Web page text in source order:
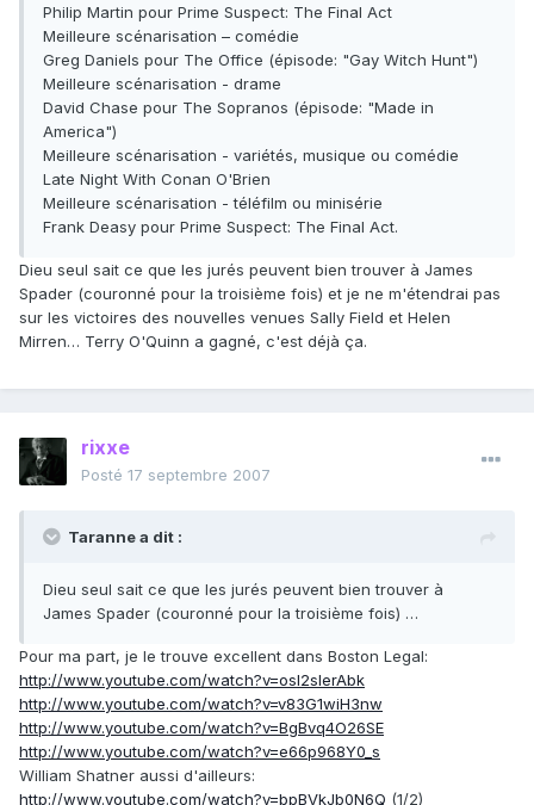
Philip Martin pour Prime Suspect: The Final Act
Meilleure scénarisation – comédie
Greg Daniels pour The Office (épisode: "Gay Witch Hunt")
Meilleure scénarisation - drame
David Chase pour The Sopranos (épisode: "Made in
America")
Meilleure scénarisation - variétés, musique ou comédie
Late Night With Conan O'Brien
Meilleure scénarisation - téléfilm ou minisérie
Frank Deasy pour Prime Suspect: The Final Act.
Dieu seul sait ce que les jurés peuvent bien trouver à James
Spader (couronné pour la troisième fois) et je ne m'étendrai pas
sur les victoires des nouvelles venues Sally Field et Helen
Mirren… Terry O'Quinn a gagné, c'est déjà ça.
rixxe
Posté 17 septembre 2007
Taranne a dit :
Dieu seul sait ce que les jurés peuvent bien trouver à
James Spader (couronné pour la troisième fois) …
Pour ma part, je le trouve excellent dans Boston Legal:
http://www.youtube.com/watch?v=osl2sIerAbk
http://www.youtube.com/watch?v=v83G1wiH3nw
http://www.youtube.com/watch?v=BgBvq4O26SE
http://www.youtube.com/watch?v=e66p968Y0_s
William Shatner aussi d'ailleurs:
http://www.youtube.com/watch?v=bpBVkJb0N6Q (1/2)